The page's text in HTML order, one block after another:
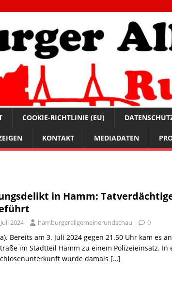
COOKIE-RICHTLINIE (EU)
KONTAKT MEDIADATEN
in Hamm:
2024 hamburgerallgemeinerundschau 0
Bereits am 3. Juli 2024 gegen 21.50 Uhr kam es
im Stadtteil Hamm zu einem Polizeieinsatz. In
wurde damals […]